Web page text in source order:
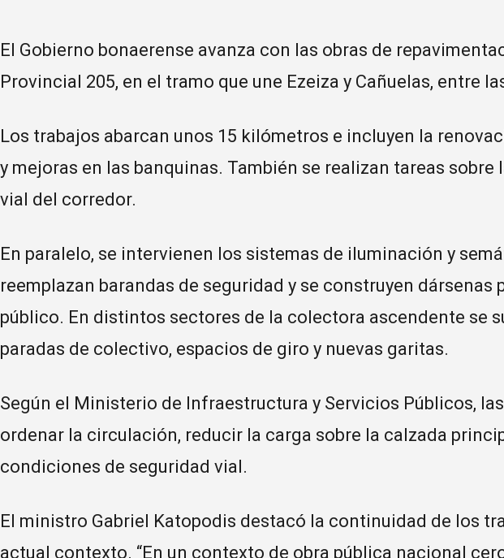
El Gobierno bonaerense avanza con las obras de
Provincial 205, en el tramo que une Ezeiza y Cañuelas, entre
Los trabajos abarcan unos 15 kilómetros e incluyen la
y mejoras en las banquinas. También se realizan tareas
vial del corredor.
En paralelo, se intervienen los sistemas de iluminación y
reemplazan barandas de seguridad y se construyen dársenas
público. En distintos sectores de la colectora ascendente se
paradas de colectivo, espacios de giro y nuevas garitas.
Según el Ministerio de Infraestructura y Servicios Públicos,
ordenar la circulación, reducir la carga sobre la calzada
condiciones de seguridad vial.
El ministro Gabriel Katopodis destacó la continuidad de los
actual contexto. “En un contexto de obra pública nacional